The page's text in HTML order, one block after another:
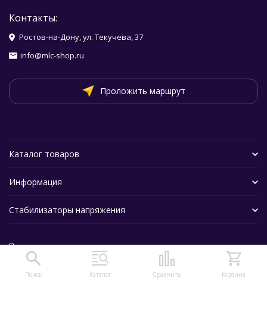
Поиск Каталог Сравнить Корзина
Контакты:
Ростов-на-Дону, ул. Текучева, 37
info@mlc-shop.ru
Проложить маршрут
Каталог товаров
Информация
Стабилизаторы напряжения
Политика персональных данных